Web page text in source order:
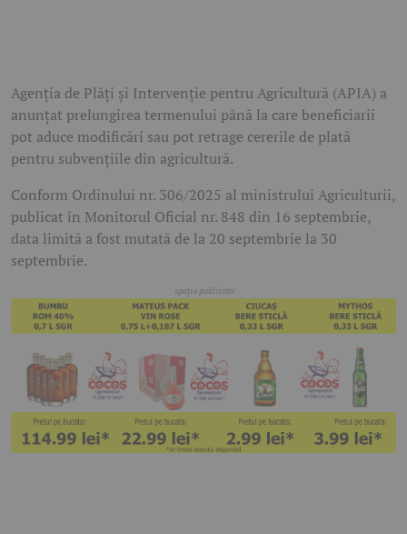
Agenția de Plăți și Intervenție pentru Agricultură (APIA) a
anunțat prelungirea termenului până la care beneficiarii
pot aduce modificări sau pot retrage cererile de plată
pentru subvențiile din agricultură.
Conform Ordinului nr. 306/2025 al ministrului Agriculturii,
publicat în Monitorul Oficial nr. 848 din 16 septembrie,
data limită a fost mutată de la 20 septembrie la 30
septembrie.